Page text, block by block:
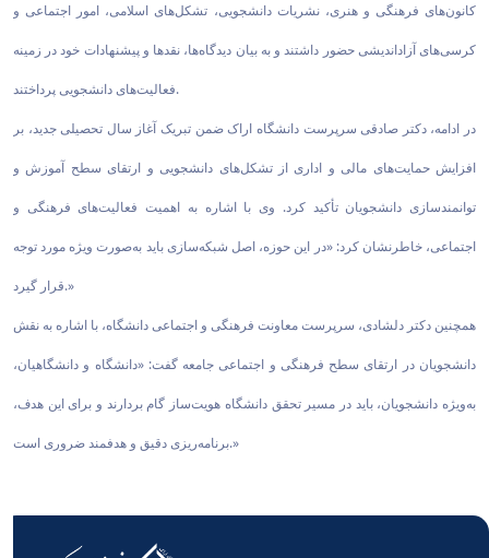
کانون‌های فرهنگی و هنری، نشریات دانشجویی، تشکل‌های اسلامی، امور اجتماعی و
کرسی‌های آزاداندیشی حضور داشتند و به بیان دیدگاه‌ها، نقدها و پیشنهادات خود در زمینه
فعالیت‌های دانشجویی پرداختند.
در ادامه، دکتر صادقی سرپرست دانشگاه اراک ضمن تبریک آغاز سال تحصیلی جدید، بر
افزایش حمایت‌های مالی و اداری از تشکل‌های دانشجویی و ارتقای سطح آموزش و
توانمندسازی دانشجویان تأکید کرد. وی با اشاره به اهمیت فعالیت‌های فرهنگی و
اجتماعی، خاطرنشان کرد: «در این حوزه، اصل شبکه‌سازی باید به‌صورت ویژه مورد توجه
قرار گیرد.»
همچنین دکتر دلشادی، سرپرست معاونت فرهنگی و اجتماعی دانشگاه، با اشاره به نقش
دانشجویان در ارتقای سطح فرهنگی و اجتماعی جامعه گفت: «دانشگاه و دانشگاهیان،
به‌ویژه دانشجویان، باید در مسیر تحقق دانشگاه هویت‌ساز گام بردارند و برای این هدف،
برنامه‌ریزی دقیق و هدفمند ضروری است.»